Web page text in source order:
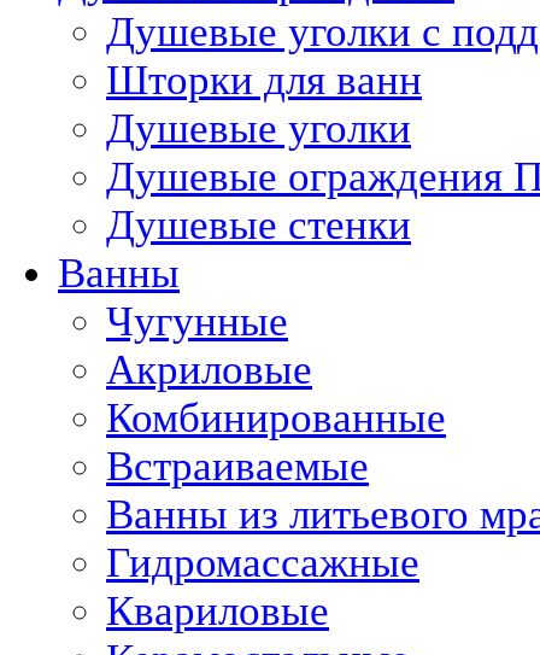
Душевые уголки с
Шторки для ванн
Душевые уголки
Душевые ограждения
Душевые стенки
Ванны
Чугунные
Акриловые
Комбинированные
Встраиваемые
Ванны из литьевого
Гидромассажные
Квариловые